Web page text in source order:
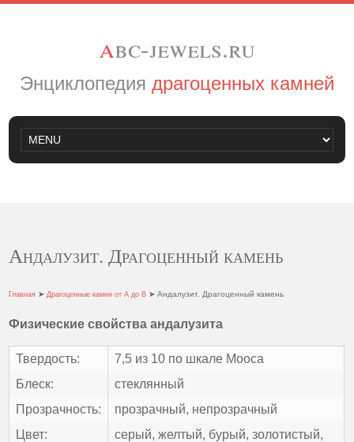
abc-jewels.ru
Энциклопедия драгоценных камней
Андалузит. Драгоценный камень
Главная ➤ Драгоценные камни от А до В ➤ Андалузит. Драгоценный камень
Физические свойства андалузита
Твердость:
7,5 из 10 по шкале Мооса
Блеск:
стеклянный
Прозрачность:
прозрачный, непрозрачный
Цвет:
серый, желтый, бурый, золотистый,